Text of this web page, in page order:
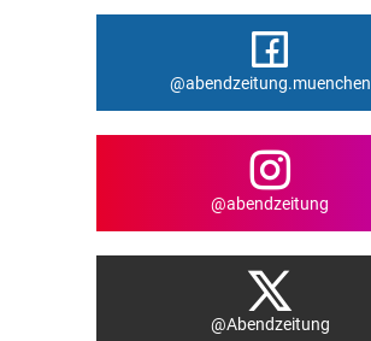
@abendzeitung.muenchen
@abendzeitung
@Abendzeitung